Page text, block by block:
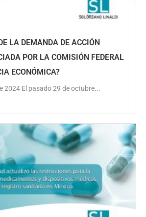
LA DEMANDA DE ACCIÓN
POR LA COMISIÓN FEDERAL
ECONÓMICA?
2024 El pasado 29 de octubre...